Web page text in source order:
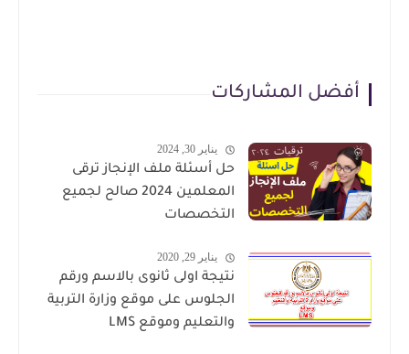
أفضل المشاركات
يناير 30, 2024
حل أسئلة ملف الإنجاز ترقى
المعلمين 2024 صالح لجميع
التخصصات
يناير 29, 2020
نتيجة اولى ثانوى بالاسم ورقم
الجلوس على موقع وزارة التربية
والتعليم وموقع LMS